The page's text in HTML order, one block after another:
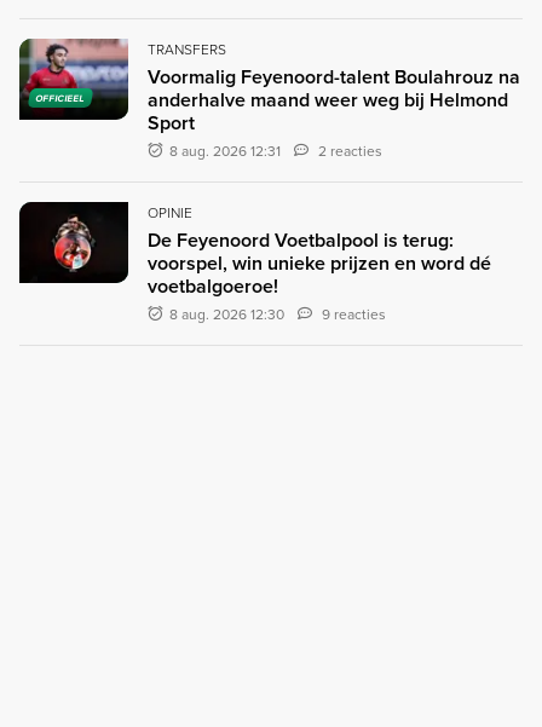
OFFICIEEL
TRANSFERS
Voormalig Feyenoord-talent Boulahrouz na
anderhalve maand weer weg bij Helmond
Sport
8 aug. 2026 12:31 2 reacties
OPINIE
De Feyenoord Voetbalpool is terug:
voorspel, win unieke prijzen en word dé
voetbalgoeroe!
8 aug. 2026 12:30 9 reacties